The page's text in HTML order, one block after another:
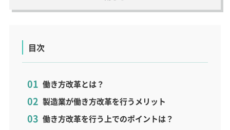
目次
働き方改革とは？
製造業が働き方改革を行うメリット
働き方改革を行う上でのポイントは？